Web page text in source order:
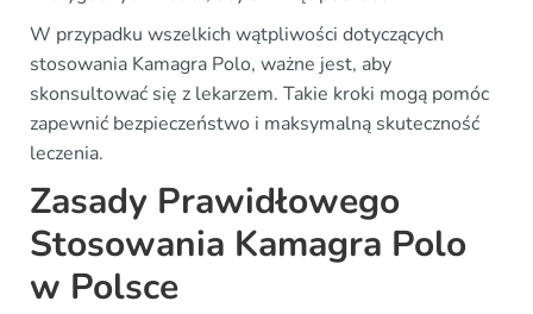
W przypadku wszelkich wątpliwości dotyczących
stosowania Kamagra Polo, ważne jest, aby
skonsultować się z lekarzem. Takie kroki mogą pomóc
zapewnić bezpieczeństwo i maksymalną skuteczność
leczenia.
Zasady Prawidłowego
Stosowania Kamagra Polo
w Polsce